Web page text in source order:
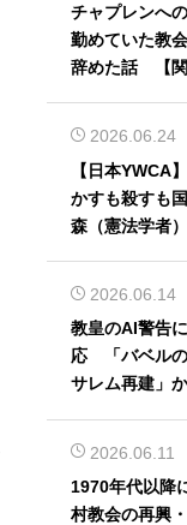
チャプレン
勤めていた教
辞めた話 【関
2026.06.24
【日本
かすも殺すも
森（憲法学者）
2026.06.14
教皇のAI警告
応 「バベル
サレム再建」か
2026.06.11
1970年代以降
村教会の再興